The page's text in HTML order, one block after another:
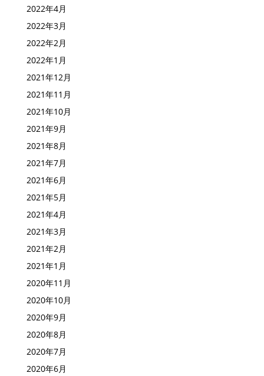
2022年4月
2022年3月
2022年2月
2022年1月
2021年12月
2021年11月
2021年10月
2021年9月
2021年8月
2021年7月
2021年6月
2021年5月
2021年4月
2021年3月
2021年2月
2021年1月
2020年11月
2020年10月
2020年9月
2020年8月
2020年7月
2020年6月